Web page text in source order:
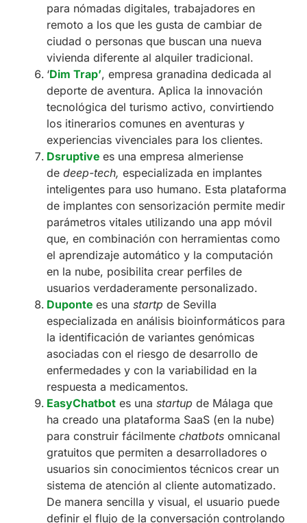
para nómadas digitales, trabajadores en
remoto a los que les gusta de cambiar de
ciudad o personas que buscan una nueva
vivienda diferente al alquiler tradicional.
‘Dim Trap’, empresa granadina dedicada al
deporte de aventura. Aplica la innovación
tecnológica del turismo activo, convirtiendo
los itinerarios comunes en aventuras y
experiencias vivenciales para los clientes.
Dsruptive es una empresa almeriense
de deep-tech, especializada en implantes
inteligentes para uso humano. Esta plataforma
de implantes con sensorización permite medir
parámetros vitales utilizando una app móvil
que, en combinación con herramientas como
el aprendizaje automático y la computación
en la nube, posibilita crear perfiles de
usuarios verdaderamente personalizado.
Duponte es una startp de Sevilla
especializada en análisis bioinformáticos para
la identificación de variantes genómicas
asociadas con el riesgo de desarrollo de
enfermedades y con la variabilidad en la
respuesta a medicamentos.
EasyChatbotes una startup de Málaga que
ha creado una plataforma SaaS (en la nube)
para construir fácilmente chatbotsomnicanal
gratuitos que permiten a desarrolladores o
usuarios sin conocimientos técnicos crear un
sistema de atención al cliente automatizado.
De manera sencilla y visual, el usuario puede
definir el flujo de la conversación controlando